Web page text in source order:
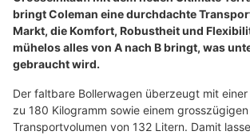
bringt Coleman eine durchdachte
Markt, die Komfort, Robustheit und
mühelos alles von A nach B bringt, was
gebraucht wird.
Der faltbare Bollerwagen überzeugt mit
zu 180 Kilogramm sowie einem grosszügigen
Transportvolumen von 132 Litern. Damit